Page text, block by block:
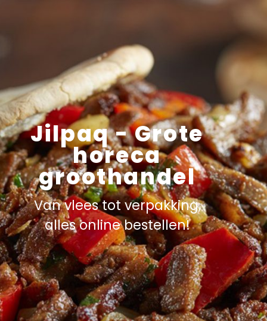
Jilpaq - Grote
horeca
groothandel
Van vlees tot verpakking,
alles online bestellen!